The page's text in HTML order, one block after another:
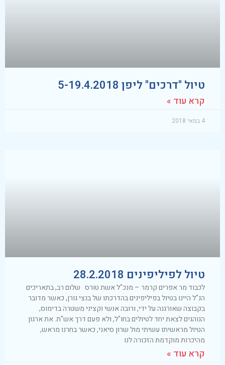
טיול "דרכים" ליפן 5-19.4.2018
קרא עוד »
4 במאי 2018
טיול לפיליפינים 28.2.2018
לכבוד מר אפרים קרמר – מנכ"ל אשת טורס שלום רב, בתאריכים
הנ"ל היינו בטיול בפיליפינים בהדרכתו של בנצי גורן, כאשר מדובר
בקבוצה שאורגנה על ידי, ורובה אנשי וקציני משטרה בדימוס,
הנוהגים לצאת יחד לטיולים בחו"ל, ולא פעם דרך אש"ת. את ארגון
הטיול מראשיתו עשיתי מול שרון סיאני, כאשר בחרנו מראש,
מהיכרות מוקדמת הזכורה לנו
קרא עוד »